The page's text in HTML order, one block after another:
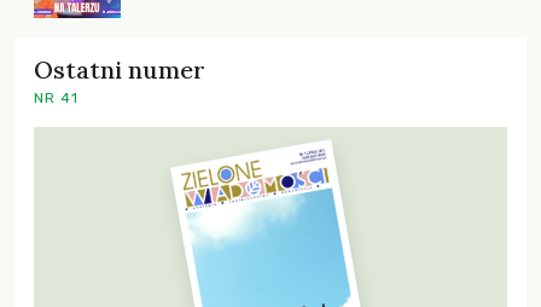
Ostatni numer
NR 41